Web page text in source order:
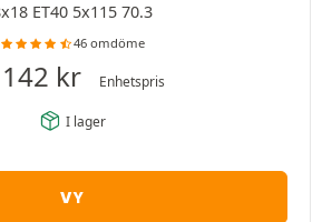
ET40 5x115 70.3
46 omdöme
kr Enhetspris
I lager
VY